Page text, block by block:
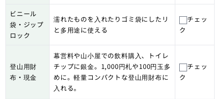
ビニール
袋・ジップ
ロック
濡れたものを入れたりゴミ袋にしたリ
と多用途に使える
チェッ
ク
登山用財
布・現金
幕営料や山小屋での飲料購入、トイレ
チップに銀金。1,000円札や100円玉多
めに。軽量コンパクトな登山用財布に
入れる。
チェッ
ク